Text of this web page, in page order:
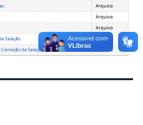
Arquivo
Arquivo
Arquivo
Seleção
Arquivo
de Seleção
Arquivo